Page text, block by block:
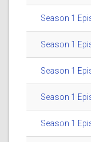
Season 1
Season 1
Season 1
Season 1
Season 1